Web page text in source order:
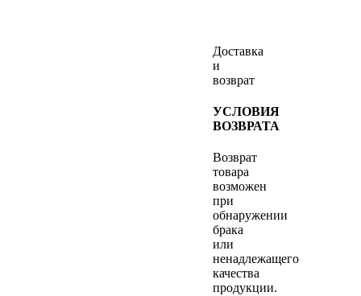
Доставка
и
возврат
УСЛОВИЯ
ВОЗВРАТА
Возврат
товара
возможен
при
обнаружении
брака
или
ненадлежащего
качества
продукции.